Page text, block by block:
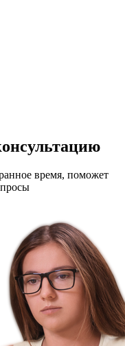
время, поможет